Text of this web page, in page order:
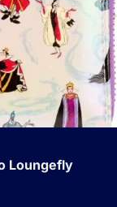
Loungefly